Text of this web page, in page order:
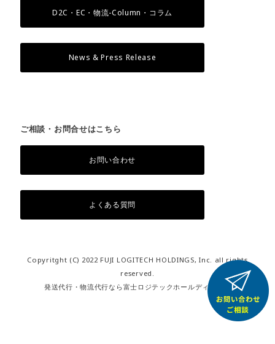
D2C・EC・物流-Column・コラム
News & Press Release
ご相談・お問合せはこちら
お問い合わせ
よくある質問
Copyritght (C) 2022 FUJI LOGITECH HOLDINGS, Inc. all rights
reserved.
発送代行・物流代行なら富士ロジテックホールディングス